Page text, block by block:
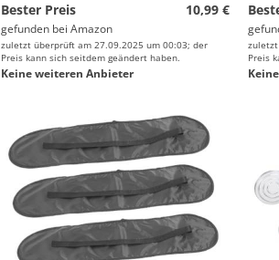
Bester Preis
10,99 €
gefunden bei Amazon
zuletzt überprüft am 27.09.2025 um 00:03; der
Preis kann sich seitdem geändert haben.
Keine weiteren Anbieter
Preis